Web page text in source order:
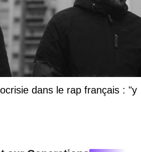
dans le rap français : "y